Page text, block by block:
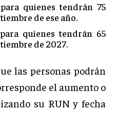
quienes tendrán 75
de ese año.
quienes tendrán 65
de 2027.
las personas podrán
el aumento o
su RUN y fecha